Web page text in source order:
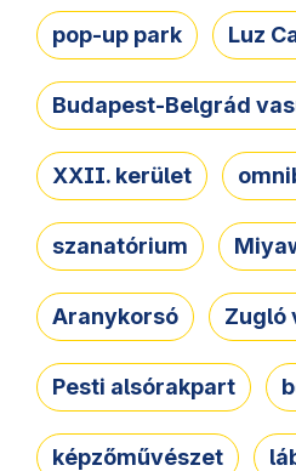
pop-up park Luz
Budapest-Belgrád
XXII. kerület
szanatórium
Aranykorsó Zugló
Pesti alsórakpart
képzőművészet